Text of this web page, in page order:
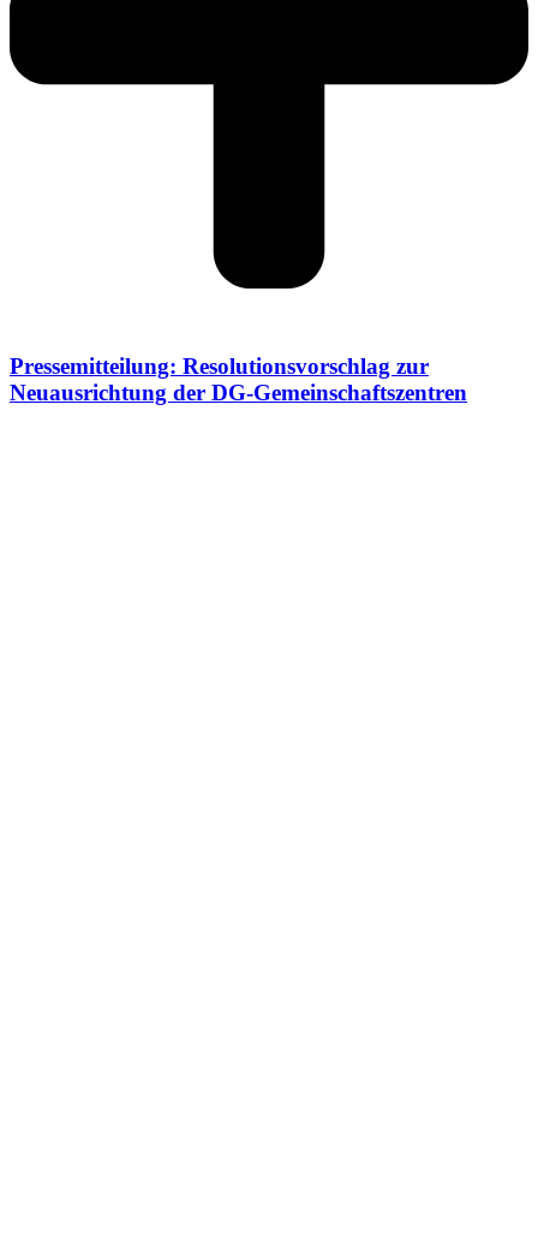
Pressemitteilung: Resolutionsvorschlag zur
Neuausrichtung der DG-Gemeinschaftszentren